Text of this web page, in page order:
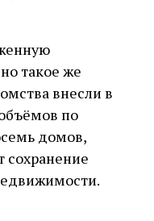
такое же
внесли в
по
домов,
сохранение